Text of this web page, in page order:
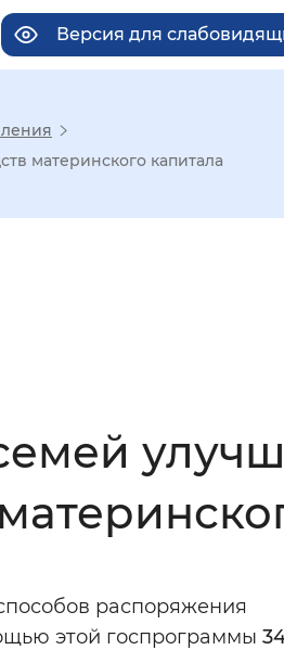
Версия для
Синий
материнского капитала
семей
распоряжения
этой госпрограммы